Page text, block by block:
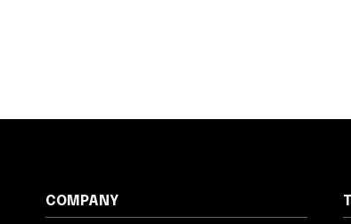
COMPANY